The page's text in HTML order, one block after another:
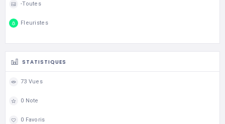
-Toutes
Fleuristes
STATISTIQUES
73 Vues
0 Note
0 Favoris